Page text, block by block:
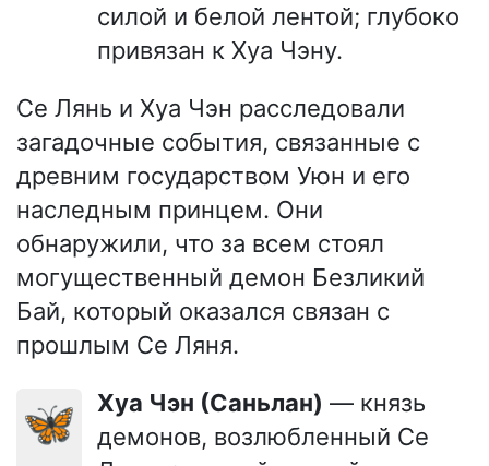
силой и белой лентой; глубоко
привязан к Хуа Чэну.
Се Лянь и Хуа Чэн расследовали
загадочные события, связанные с
древним государством Уюн и его
наследным принцем. Они
обнаружили, что за всем стоял
могущественный демон Безликий
Бай, который оказался связан с
прошлым Се Ляня.
🦋 Хуа Чэн (Саньлан) — князь
демонов, возлюбленный Се